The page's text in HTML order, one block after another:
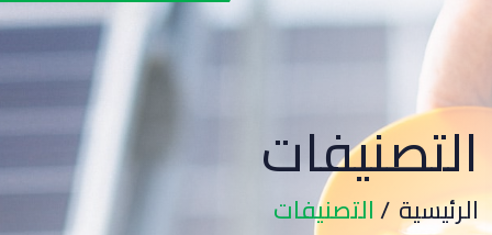
التصنيفات
الرئيسية التصنيفات